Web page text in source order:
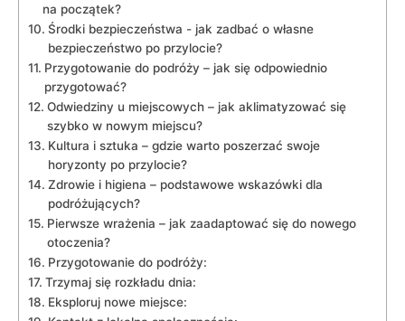
na początek?
Środki‍ bezpieczeństwa -‍ jak zadbać​ o⁣ własne
bezpieczeństwo po przylocie?
Przygotowanie do podróży – jak ​się odpowiednio
przygotować?
Odwiedziny u miejscowych – ​jak aklimatyzować się
szybko w‌ nowym miejscu?
Kultura i ⁣sztuka – gdzie warto poszerzać swoje
‌horyzonty po⁤ przylocie?
Zdrowie i higiena – podstawowe ⁤wskazówki dla
podróżujących?
Pierwsze wrażenia – jak zaadaptować się ​do nowego
otoczenia?
Przygotowanie do podróży:
Trzymaj⁢ się rozkładu dnia:
Eksploruj nowe miejsce: